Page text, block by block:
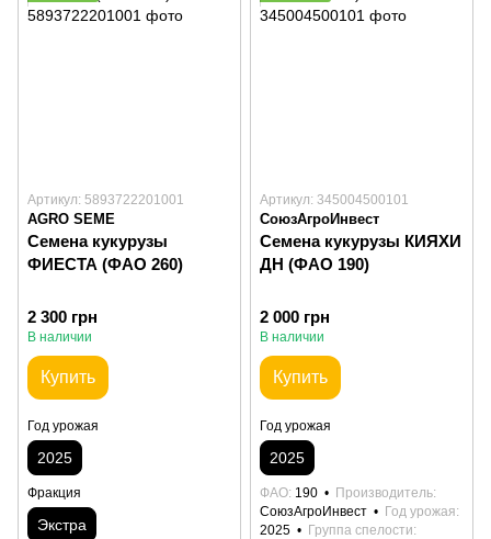
Артикул: 5893722201001
AGRO SEME
Семена кукурузы
ФИЕСТА (ФАО 260)
2 300 грн
В наличии
Купить
Год урожая
2025
Фракция
Экстра
Артикул: 345004500101
СоюзАгроИнвест
Семена кукурузы КИЯХИ
ДН (ФАО 190)
2 000 грн
В наличии
Купить
Год урожая
2025
ФАО 190
Производитель
СоюзАгроИнвест
Год урожая
2025
Группа спелости